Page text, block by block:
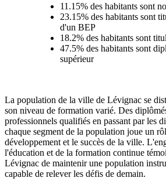
11.15% des habitants sont
23.15% des habitants sont
d'un BEP
18.2% des habitants sont
47.5% des habitants sont
supérieur
La population de la ville de Lévignac se
son niveau de formation varié. Des
professionnels qualifiés en passant par les
chaque segment de la population joue un
développement et le succès de la ville.
l'éducation et de la formation continue
Lévignac de maintenir une population
capable de relever les défis de demain.